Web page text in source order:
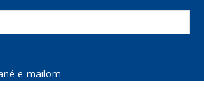
e-mailom